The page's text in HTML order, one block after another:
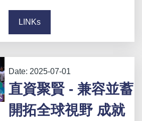
LINKs
Date: 2025-07-01
直資聚賢 - 兼容並蓄
開拓全球視野 成就